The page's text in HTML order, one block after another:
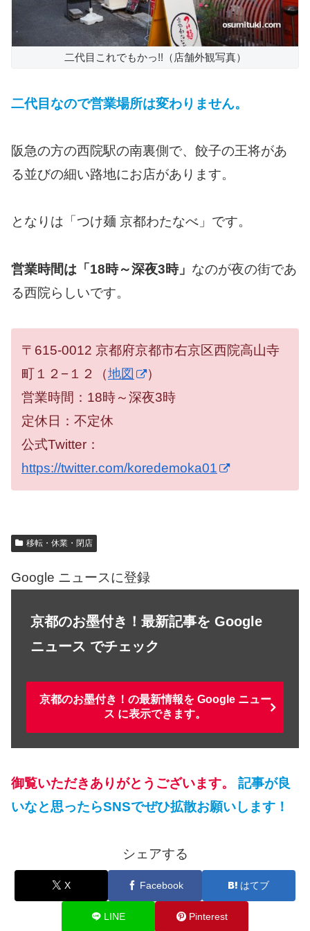
二代目これでもかっ!!（店舗外観写真）
二代目なので営業場所は変わりません。
阪急の方の西院駅の南裏側で、餃子の王将があ
る並びの細い路地にお店があります。
となりは「つけ麺 京都わたなべ」です。
営業時間は「18時～深夜3時」 なのが夜の街であ
る西院らしいです。
〒615-0012 京都府京都市右京区西院高山寺
町１２−１２（地図
）
営業時間：18時～深夜3時
定休日：不定休
公式Twitter：
https://twitter.com/koredemoka01
移転・休業・閉店
Google ニュースに登録
京都のお墨付き！最新記事を Google
ニュース でチェック
京都のお墨付き！の最新情報を Google ニュー
ス に表示できます。
御覧いただきありがとうございます。
記事が良
いなと思ったらSNSでぜひ拡散お願いします！
シェアする
X Facebook はてブ
LINE Pinterest